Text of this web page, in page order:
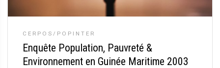
CERPOS/POPINTER
Enquête Population, Pauvreté &
Environnement en Guinée Maritime 2003